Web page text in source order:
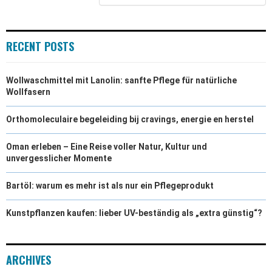
RECENT POSTS
Wollwaschmittel mit Lanolin: sanfte Pflege für natürliche
Wollfasern
Orthomoleculaire begeleiding bij cravings, energie en herstel
Oman erleben – Eine Reise voller Natur, Kultur und
unvergesslicher Momente
Bartöl: warum es mehr ist als nur ein Pflegeprodukt
Kunstpflanzen kaufen: lieber UV-beständig als „extra günstig“?
ARCHIVES